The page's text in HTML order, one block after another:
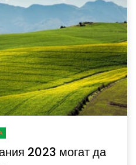
2023 могат да